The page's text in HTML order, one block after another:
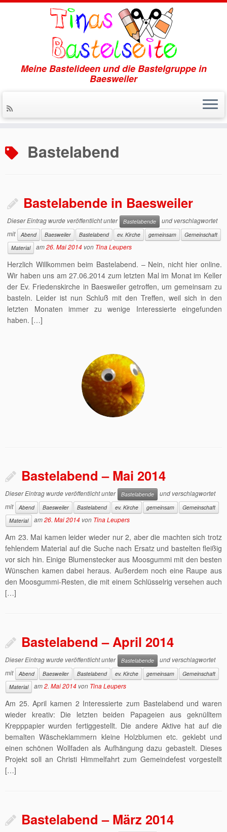
Inhalt
springen
Meine Bastelideen und die Bastelgruppe in
Baesweiler
Bastelabend
Bastelabende in Baesweiler
Dieser Eintrag wurde veröffentlicht unter Bastelabende
und verschlagwortet
mit
Abend Baesweiler Bastelabend ev. Kirche gemeinsam
Gemeinschaft
Material
am26. Mai 2014 von Tina Leupers
Herzlich Willkommen beim Bastelabend. – Nein, nicht hier online.
Wir haben uns am 27.06.2014 zum letzten Mal im Monat im Keller
der Ev. Friedenskirche in Baesweiler getroffen, um gemeinsam zu
basteln. Leider ist nun Schluß mit den Treffen, weil sich in den
letzten Monaten immer zu wenige Interessierte eingefunden
haben. […]
Bastelabend – Mai 2014
Dieser Eintrag wurde veröffentlicht unter Bastelabende
und verschlagwortet
mit
Abend Baesweiler Bastelabend ev. Kirche gemeinsam
Gemeinschaft
Material
am26. Mai 2014 von Tina Leupers
Am 23. Mai kamen leider wieder nur 2, aber die machten sich trotz
fehlendem Material auf die Suche nach Ersatz und bastelten fleißig
vor sich hin. Einige Blumenstecker aus Moosgummi mit den besten
Wünschen kamen dabei heraus. Außerdem noch eine Raupe aus
den Moosgummi-Resten, die mit einem Schlüsselrig versehen auch
[…]
Bastelabend – April 2014
Dieser Eintrag wurde veröffentlicht unter Bastelabende
und verschlagwortet
mit
Abend Baesweiler Bastelabend ev. Kirche gemeinsam
Gemeinschaft
Material
am2. Mai 2014 von Tina Leupers
Am 25. April kamen 2 Interessierte zum Bastelabend und waren
wieder kreativ: Die letzten beiden Papageien aus geknülltem
Krepppapier wurden fertiggestellt. Die andere Aktive hat auf die
bemalten Wäscheklammern kleine Holzblumen etc. geklebt und
einen schönen Wollfaden als Aufhängung dazu gebastelt. Dieses
Projekt soll an Christi Himmelfahrt zum Gemeindefest vorgestellt
[…]
Bastelabend – März 2014